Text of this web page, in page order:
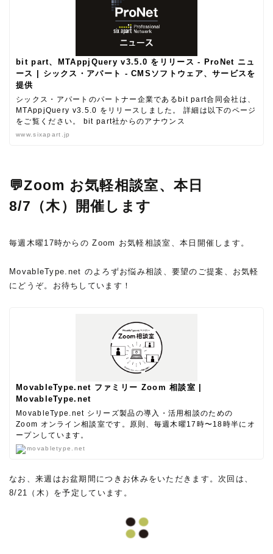
bit part、MTAppjQuery v3.5.0 をリリース - ProNet ニュ
ース | シックス・アパート - CMSソフトウェア、サービスを
提供
シックス・アパートのパートナー企業であるbit part合同会社は、
MTAppjQuery v3.5.0 をリリースしました。 詳細は以下のページ
をご覧ください。 bit part社からのアナウンス
www.sixapart.jp
💬Zoom お気軽相談室、本日
8/7（木）開催します
毎週木曜17時からの Zoom お気軽相談室、本日開催します。
MovableType.net のよろずお悩み相談、要望のご提案、お気軽
にどうぞ。お待ちしています！
MovableType.net ファミリー Zoom 相談室 |
MovableType.net
MovableType.net シリーズ製品の導入・活用相談のための
Zoom オンライン相談室です。原則、毎週木曜17時〜18時半にオ
ープンしています。
movabletype.net
なお、来週はお盆期間につきお休みをいただきます。次回は、
8/21（木）を予定しています。